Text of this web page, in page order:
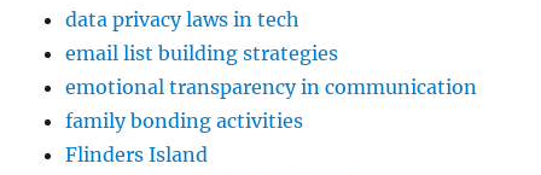
data privacy laws in tech
email list building strategies
emotional transparency in communication
family bonding activities
Flinders Island